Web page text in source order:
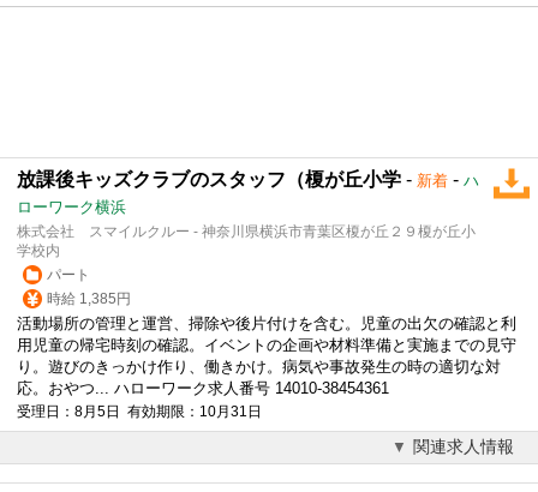
放課後キッズクラブのスタッフ（榎が丘小学 - 新着 - ハ
ローワーク横浜
株式会社 スマイルクルー - 神奈川県横浜市青葉区榎が丘２９榎が丘小
学校内
パート
時給 1,385円
活動場所の管理と運営、掃除や後片付けを含む。児童の出欠の確認と利
用児童の帰宅時刻の確認。イベントの企画や材料準備と実施までの見守
り。遊びのきっかけ作り、働きかけ。病気や事故発生の時の適切な対
応。おやつ... ハローワーク求人番号 14010-38454361
受理日：8月5日 有効期限：10月31日
関連求人情報